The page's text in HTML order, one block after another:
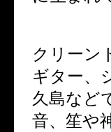
クリーン
ギター、
久島など
音、笙や